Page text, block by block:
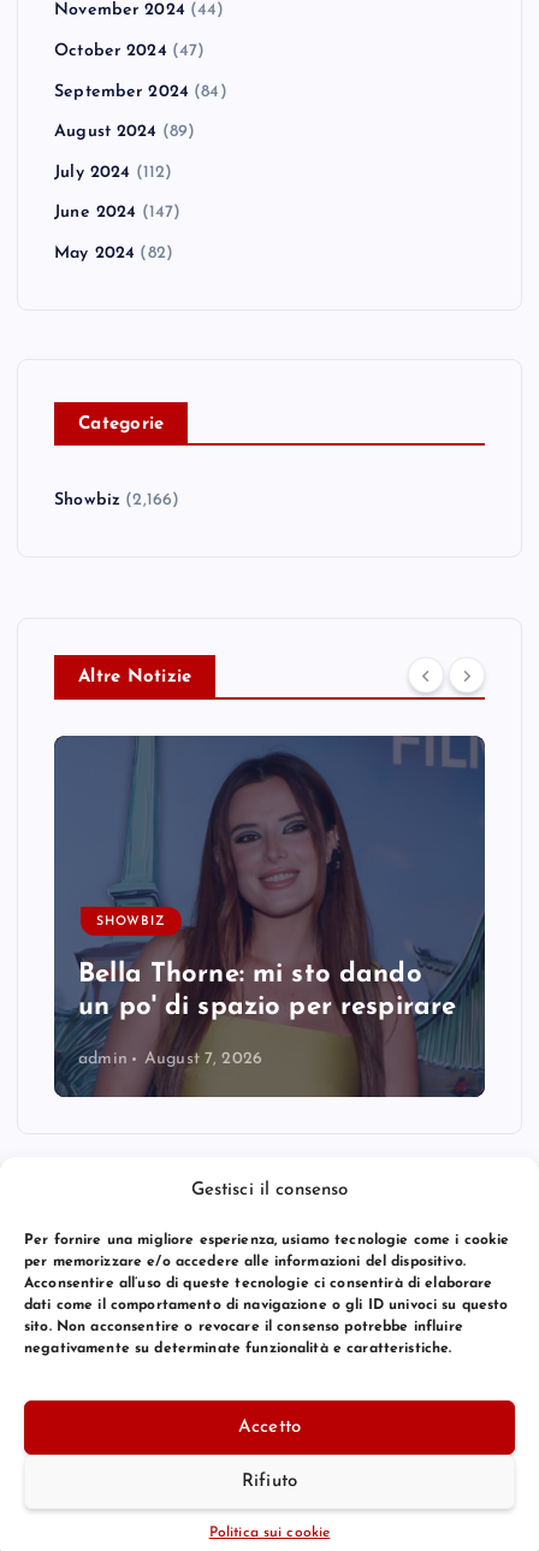
Gestisci il consenso
Per fornire una migliore esperienza, usiamo tecnologie come i cookie
per memorizzare e/o accedere alle informazioni del dispositivo.
Acconsentire all’uso di queste tecnologie ci consentirà di elaborare
dati come il comportamento di navigazione o gli ID univoci su questo
sito. Non acconsentire o revocare il consenso potrebbe influire
negativamente su determinate funzionalità e caratteristiche.
Accetto
Rifiuto
Politica sui cookie
November 2024 (44)
October 2024 (47)
September 2024 (84)
August 2024 (89)
July 2024 (112)
June 2024 (147)
May 2024 (82)
Categorie
Showbiz (2,166)
Altre Notizie
SHOWBIZ
Bella Thorne: mi sto dando
un po' di spazio per respirare
admin August 7, 2026